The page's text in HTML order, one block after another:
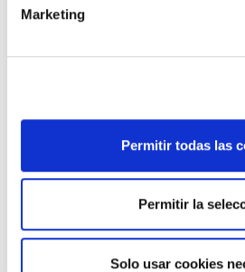
Marketing
Permitir todas las
Permitir la
Solo usar cookies
Voltar